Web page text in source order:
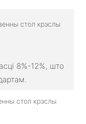
8%-12%, што